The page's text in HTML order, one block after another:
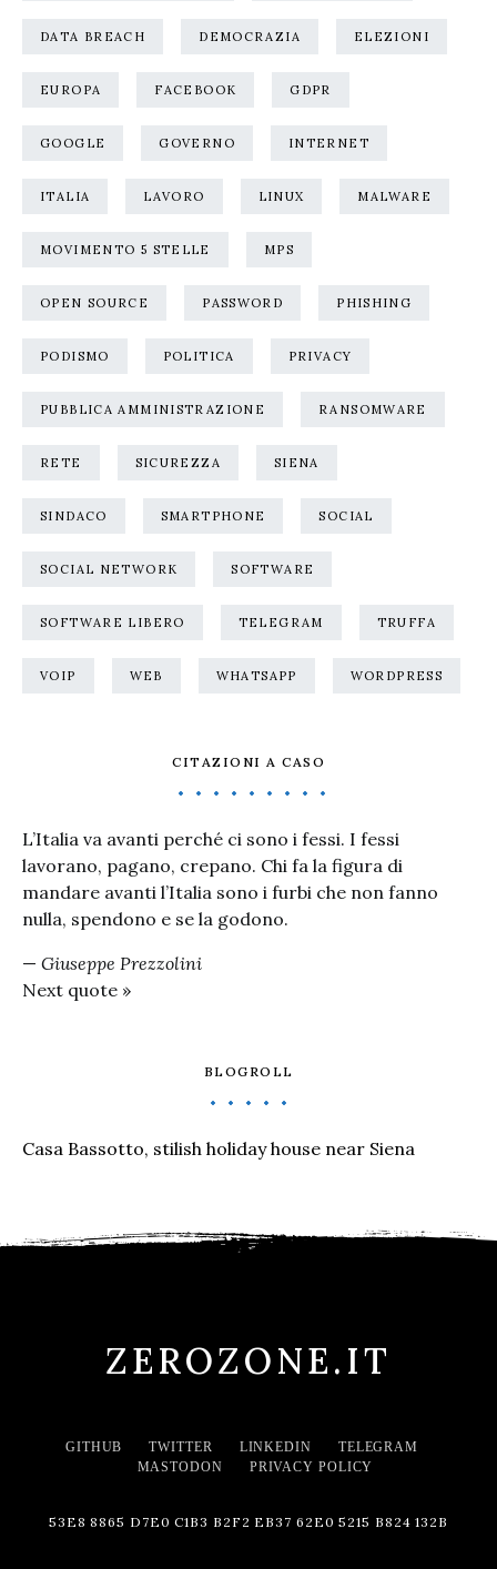
DATA BREACH DEMOCRAZIA ELEZIONI
EUROPA FACEBOOK GDPR
GOOGLE GOVERNO INTERNET
ITALIA LAVORO LINUX MALWARE
MOVIMENTO 5 STELLE MPS
OPEN SOURCE PASSWORD PHISHING
PODISMO POLITICA PRIVACY
PUBBLICA AMMINISTRAZIONE RANSOMWARE
RETE SICUREZZA SIENA
SINDACO SMARTPHONE SOCIAL
SOCIAL NETWORK SOFTWARE
SOFTWARE LIBERO TELEGRAM TRUFFA
VOIP WEB WHATSAPP WORDPRESS
CITAZIONI A CASO
L’Italia va avanti perché ci sono i fessi. I fessi
lavorano, pagano, crepano. Chi fa la figura di
mandare avanti l’Italia sono i furbi che non fanno
nulla, spendono e se la godono.
— Giuseppe Prezzolini
Next quote »
BLOGROLL
Casa Bassotto, stilish holiday house near Siena
ZEROZONE.IT
GITHUB TWITTER LINKEDIN
TELEGRAM
MASTODON
PRIVACY POLICY
53E8 8865 D7E0 C1B3 B2F2 EB37 62E0 5215 B824 132B